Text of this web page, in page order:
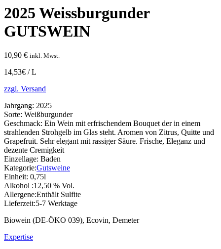
2025 Weissburgunder
GUTSWEIN
10,90 € inkl. Mwst.
14,53€ / L
zzgl. Versand
Jahrgang: 2025
Sorte: Weißburgunder
Geschmack: Ein Wein mit erfrischendem Bouquet der in einem
strahlenden Strohgelb im Glas steht. Aromen von Zitrus, Quitte und
Grapefruit. Sehr elegant mit rassiger Säure. Frische, Eleganz und
dezente Cremigkeit
Einzellage: Baden
Kategorie:Gutsweine
Einheit: 0,75l
Alkohol :12,50 % Vol.
Allergene:Enthält Sulfite
Lieferzeit:5-7 Werktage
Biowein (DE-ÖKO 039), Ecovin, Demeter
Expertise